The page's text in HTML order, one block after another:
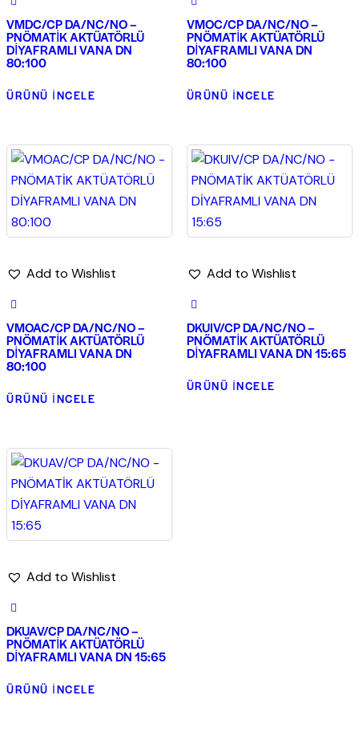
VMDC/CP DA/NC/NO –
PNÖMATİK AKTÜATÖRLÜ
DİYAFRAMLI VANA DN
80:100
ÜRÜNÜ İNCELE
VMOC/CP DA/NC/NO –
PNÖMATİK AKTÜATÖRLÜ
DİYAFRAMLI VANA DN
80:100
ÜRÜNÜ İNCELE
Add to Wishlist
VMOAC/CP DA/NC/NO –
PNÖMATİK AKTÜATÖRLÜ
DİYAFRAMLI VANA DN
80:100
ÜRÜNÜ İNCELE
Add to Wishlist
DKUIV/CP DA/NC/NO –
PNÖMATİK AKTÜATÖRLÜ
DİYAFRAMLI VANA DN 15:65
ÜRÜNÜ İNCELE
Add to Wishlist
DKUAV/CP DA/NC/NO –
PNÖMATİK AKTÜATÖRLÜ
DİYAFRAMLI VANA DN 15:65
ÜRÜNÜ İNCELE